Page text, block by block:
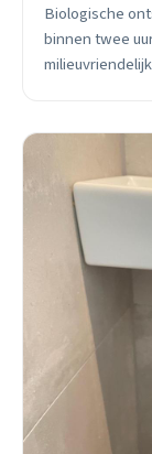
Biologische
binnen twee